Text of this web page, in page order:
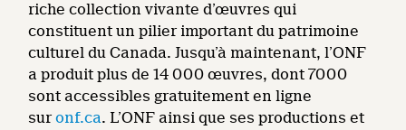
riche collection vivante d’œuvres qui
constituent un pilier important du patrimoine
culturel du Canada. Jusqu’à maintenant, l’ONF
a produit plus de 14 000 œuvres, dont 7000
sont accessibles gratuitement en ligne
suronf.ca. L’ONF ainsi que ses productions et